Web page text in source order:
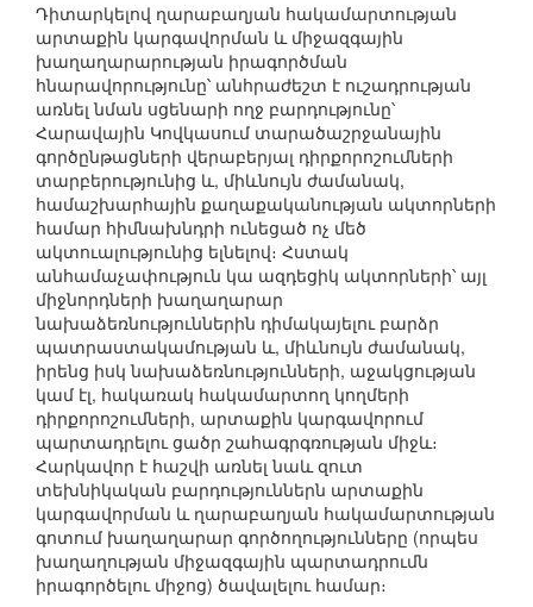
Դիտարկելով ղարաբաղյան հակամարտության
արտաքին կարգավորման և միջազգային
խաղաղարարության իրագործման
հնարավորությունը՝ անհրաժեշտ է ուշադրության
առնել նման սցենարի ողջ բարդությունը՝
Հարավային Կովկասում տարածաշրջանային
գործընթացների վերաբերյալ դիրքորոշումների
տարբերությունից և, միևնույն ժամանակ,
համաշխարհային քաղաքականության ակտորների
համար հիմնախնդրի ունեցած ոչ մեծ
ակտուալությունից ելնելով։ Հստակ
անհամաչափություն կա ազդեցիկ ակտորների՝ այլ
միջնորդների խաղաղարար
նախաձեռնություններին դիմակայելու բարձր
պատրաստակամության և, միևնույն ժամանակ,
իրենց իսկ նախաձեռնությունների, աջակցության
կամ էլ, հակառակ հակամարտող կողմերի
դիրքորոշումների, արտաքին կարգավորում
պարտադրելու ցածր շահագրգռության միջև։
Հարկավոր է հաշվի առնել նաև զուտ
տեխնիկական բարդություններն արտաքին
կարգավորման և ղարաբաղյան հակամարտության
գոտում խաղաղարար գործողությունները (որպես
խաղաղության միջազգային պարտադրումն
իրագործելու միջոց) ծավալելու համար։